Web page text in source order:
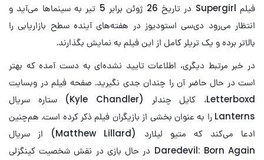
فیلم Supergirl در تاریخ 26 ژوئن برابر 5 تیر به سینماها می‌آید و
انتظار می‌رود دی‌سی استودیوز در هفته‌های آینده سطح بازاریابی را
بالاتر برده و یک تریلر کامل از این فیلم به نمایش بگذارند.
در خبر مرتبط دیگری، اطلاعات تایید نشده‌ای به دست آمده که بهتر
است در حال حاضر آن را چندان جدی نگیرید. صفحه فیلم در وبسایت
Letterboxd، کایل چندلر (Kyle Chandler) ستاره سریال
Lanterns را به عنوان بخشی از بازیگران فیلم ذکر کرده است. هم‌چنین
ادعا می‌کند که متیو لیلارد (Matthew Lillard) از سریال
Daredevil: Born Again در حال بازی در نقش شخصیت کینگزلی